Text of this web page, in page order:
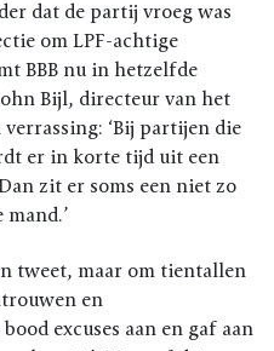
dat de partij vroeg was
om LPF-achtige
BBB nu in hetzelfde
Bijl, directeur van het
‘Bij partijen die
er in korte tijd uit een
zit er soms een niet zo
tweet, maar om tientallen
en
excuses aan en gaf aan